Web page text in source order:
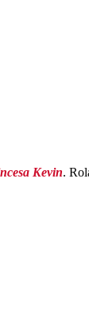
Kevin.